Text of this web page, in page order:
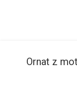
Ornat z